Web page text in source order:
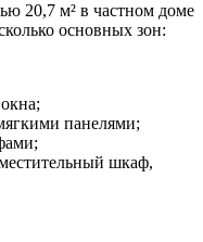
20,7 м² в частном доме
основных зон:
панелями;
шкаф,